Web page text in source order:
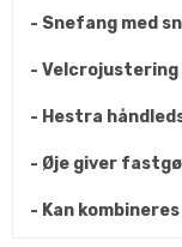
- Snefang med
- Velcrojustering
- Hestra
- Øje giver
- Kan